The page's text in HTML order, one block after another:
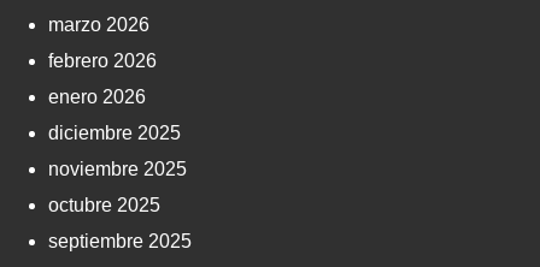
marzo 2026
febrero 2026
enero 2026
diciembre 2025
noviembre 2025
octubre 2025
septiembre 2025